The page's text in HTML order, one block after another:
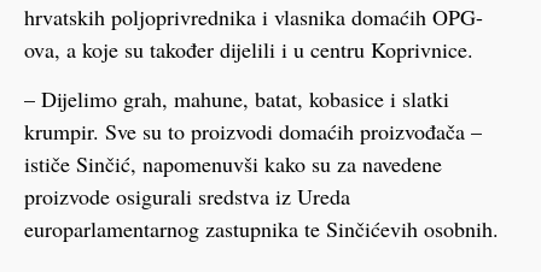
hrvatskih poljoprivrednika i vlasnika domaćih OPG-
ova, a koje su također dijelili i u centru Koprivnice.
– Dijelimo grah, mahune, batat, kobasice i slatki
krumpir. Sve su to proizvodi domaćih proizvođača –
ističe Sinčić, napomenuvši kako su za navedene
proizvode osigurali sredstva iz Ureda
europarlamentarnog zastupnika te Sinčićevih osobnih.